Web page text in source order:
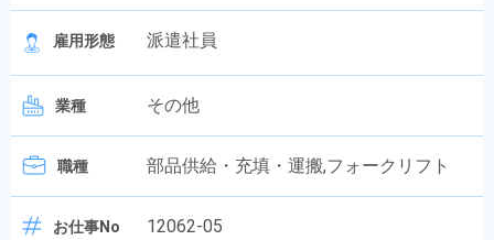
雇用形態 派遣社員
業種 その他
職種 部品供給・充填・運搬,フォークリフト
お仕事No 12062-05